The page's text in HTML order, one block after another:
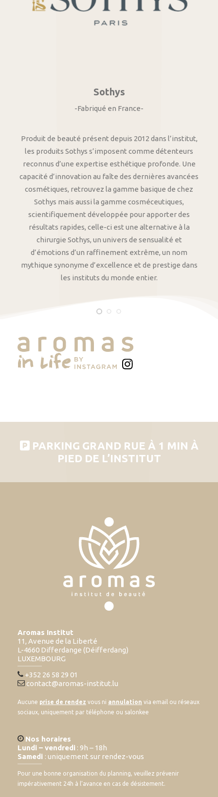
Sothys
-Fabriqué en France-
Produit de beauté présent depuis 2012 dans l’institut,
les produits Sothys s’imposent comme détenteurs
reconnus d’une expertise esthétique profonde. Une
capacité d’innovation au faîte des dernières avancées
cosmétiques, retrouvez la gamme basique de chez
Sothys mais aussi la gamme cosméceutiques,
scientifiquement développée pour apporter des
résultats rapides, celle-ci est une alternative à la
chirurgie Sothys, un univers de sensualité et
d’émotions d’un raffinement extrême, un nom
mythique synonyme d’excellence et de prestige dans
les instituts du monde entier.
PARKING GRAND RUE À 1 MIN À
PIED DE L’INSTITUT
Aromas Institut
11, Avenue de la Liberté
L-4660 Differdange (Déifferdang)
LUXEMBOURG
+352 26 58 29 01
contact@aromas-institut.lu
Aucune prise de rendez vous ni annulation via email ou réseaux
sociaux, uniquement par téléphone ou salonkee
Nos horaires
Lundi – vendredi : 9h – 18h
Samedi : uniquement sur rendez-vous
Pour une bonne organisation du planning, veuillez prévenir
impérativement 24h à l’avance en cas de désistement.